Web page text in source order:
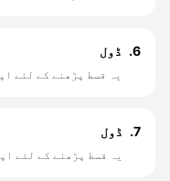
6. ‌ڈول
یہ قسط پڑھنے کے لئے
7. ڈول
یہ قسط پڑھنے کے لئے